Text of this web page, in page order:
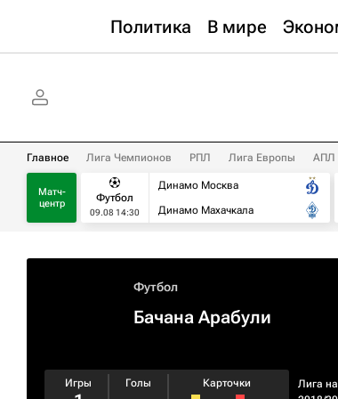
Политика В мире
Главное Лига Чемпионов РПЛ Лига Европы АПЛ
Матч-
центр
Футбол
09.08 14:30
Динамо Москва
Динамо Махачкала
Футбол
Бачана Арабули
Лига
Игры Голы Карточки